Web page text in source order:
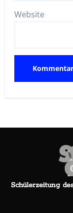
Website
Schülerzeitung